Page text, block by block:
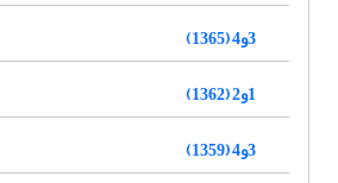
3و4 (1365)
1و2 (1362)
3و4 (1359)